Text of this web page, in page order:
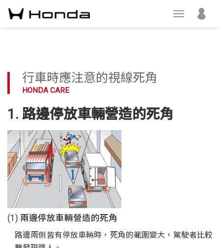
行車時應注意的視線死角
HONDA CARE
1. 路邊停放車輛營造的死角
(1) 兩邊停放車輛營造的死角
路邊兩側皆有停放車輛時，死角的範圍變大，駕駛者比較